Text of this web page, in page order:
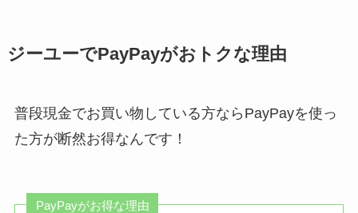
ジーユーでPayPayがおトクな理由
普段現金でお買い物している方ならPayPayを使っ
た方が断然お得なんです！
PayPayがお得な理由